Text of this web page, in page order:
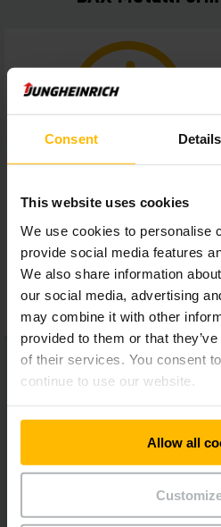
Consent Details
This website uses cookies
We use cookies to personalise
provide social media features
We also share information
our social media, advertising
may combine it with other
provided to them or that
of their services. You consent
continue to use our website.
Allow all
Optimalizace využití
Minimalizuje se pracovní
zaměstnanců, a tím se
kapacita pro jiné úkoly.
PDF